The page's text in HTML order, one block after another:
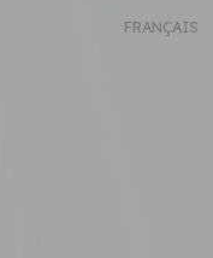
FRANÇAIS